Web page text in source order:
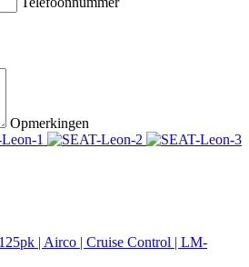
Opmerkingen
| Airco | Cruise Control | LM-